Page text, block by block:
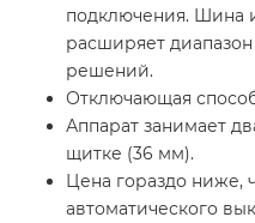
подключения. Шина
расширяет
решений.
Отключающая
Аппарат занимает
щитке (36 мм).
Цена гораздо ниже,
автоматического